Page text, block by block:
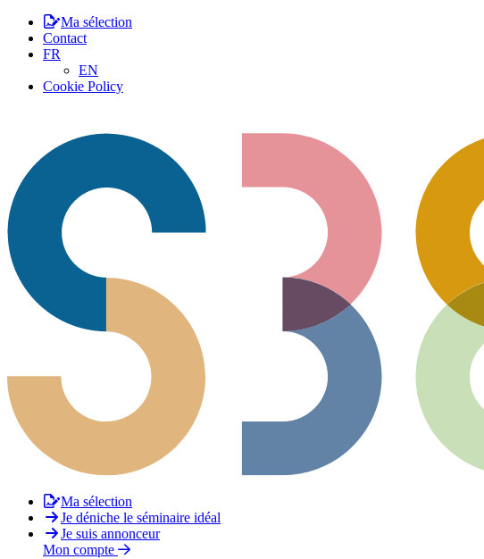
Ma sélection
Contact
FR
EN
Cookie Policy
Ma sélection
Je déniche le séminaire idéal
Je suis annonceur
Mon compte